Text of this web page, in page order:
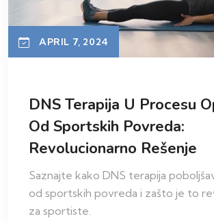
APRIL 7, 2024
DNS Terapija U Procesu
Od Sportskih Povreda:
Revolucionarno Rešenje
Saznajte kako DNS terapija
od sportskih povreda i zašto je to
za sportiste.